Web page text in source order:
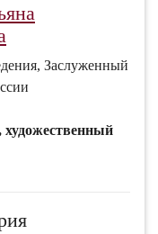
Заслуженный